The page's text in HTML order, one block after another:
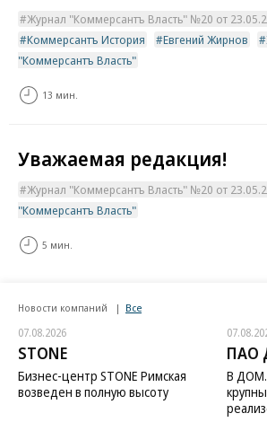
Журнал "Коммерсантъ Власть" №20 от
Коммерсантъ История
Евгений Жирнов
"Коммерсантъ Власть"
13 мин.
Уважаемая редакция!
Журнал "Коммерсантъ Власть" №20 от
"Коммерсантъ Власть"
5 мин.
Новости компаний Все
07.08.2026
STONE
Бизнес-центр STONE Римская
возведен в полную высоту
ПАО
В